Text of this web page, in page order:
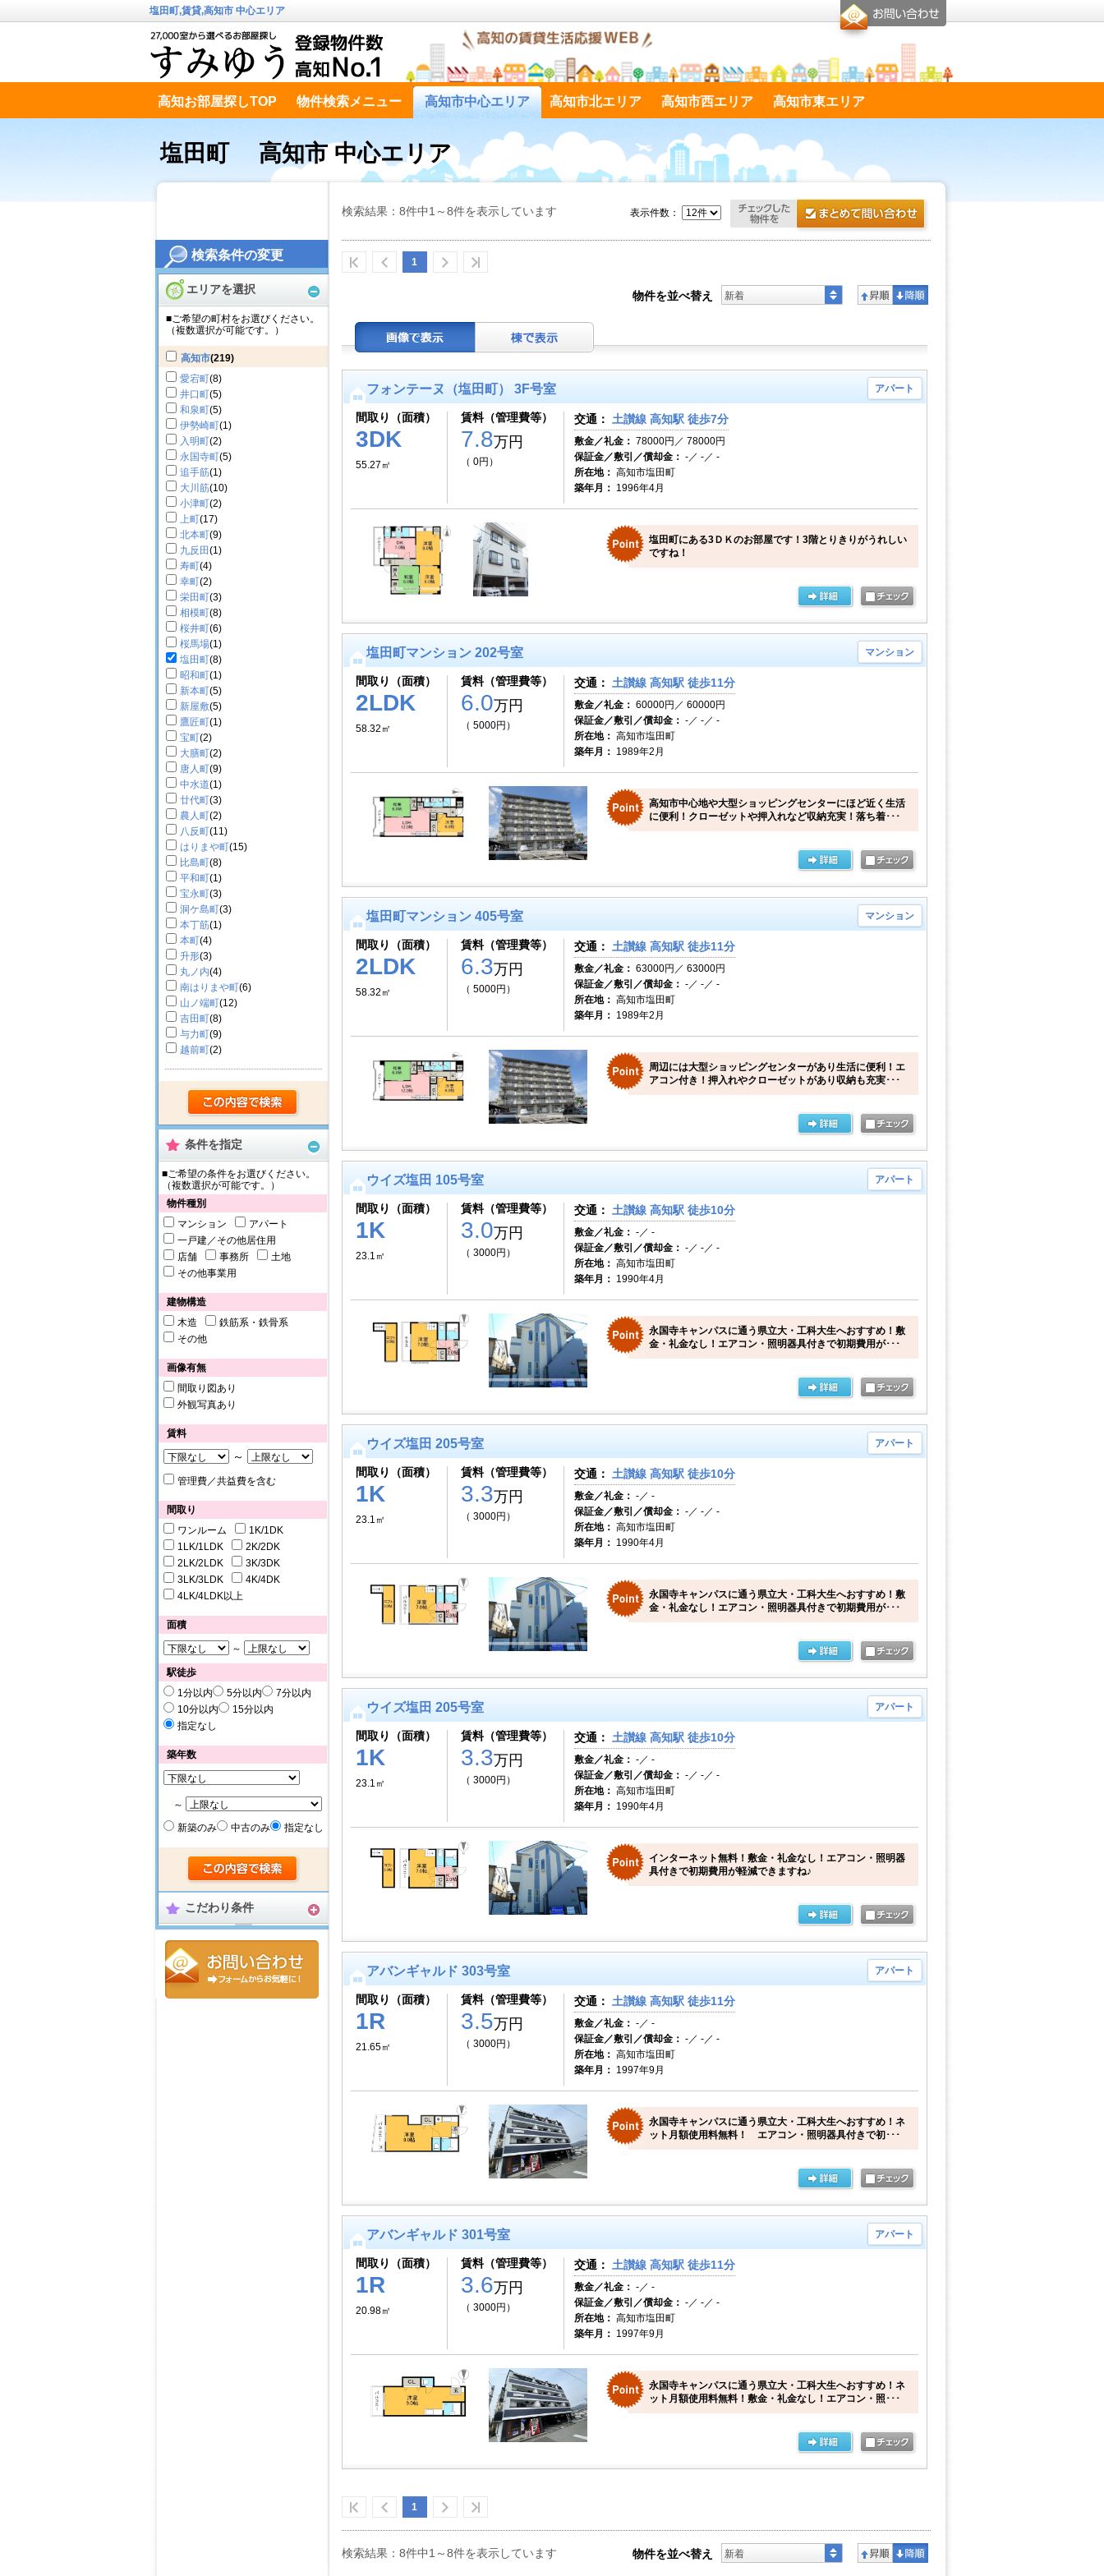
検索条件の変更
エリアを選択
■ご希望の町村をお選びください。
（複数選択が可能です。）
高知市(219)
愛宕町(8)
井口町(5)
和泉町(5)
伊勢崎町(1)
入明町(2)
永国寺町(5)
追手筋(1)
大川筋(10)
小津町(2)
上町(17)
北本町(9)
九反田(1)
寿町(4)
幸町(2)
栄田町(3)
相模町(8)
桜井町(6)
桜馬場(1)
塩田町(8)
昭和町(1)
新本町(5)
新屋敷(5)
鷹匠町(1)
宝町(2)
大膳町(2)
唐人町(9)
中水道(1)
廿代町(3)
農人町(2)
八反町(11)
はりまや町(15)
比島町(8)
平和町(1)
宝永町(3)
洞ケ島町(3)
本丁筋(1)
本町(4)
升形(3)
丸ノ内(4)
南はりまや町(6)
山ノ端町(12)
吉田町(8)
与力町(9)
越前町(2)
条件を指定
■ご希望の条件をお選びください。
（複数選択が可能です。）
物件種別
マンション
アパート
一戸建／その他居住用
店舗
事務所
土地
その他事業用
建物構造
木造
鉄筋系・鉄骨系
その他
画像有無
間取り図あり
外観写真あり
賃料
～
管理費／共益費を含む
間取り
ワンルーム
1K/1DK
1LK/1LDK
2K/2DK
2LK/2LDK
3K/3DK
3LK/3LDK
4K/4DK
4LK/4LDK以上
面積
～
駅徒歩
1分以内
5分以内
7分以内
10分以内
15分以内
指定なし
築年数
～
新築のみ
中古のみ 指定なし
こだわり条件
塩田町,賃貸,高知市 中心エリア
高知お部屋探しTOP 物件検索メニュー 高知市中心エリア 高知市北エリア 高知市西エリア 高知市東エリア
テキストデータ
塩田町 高知市 中心エリア
検索結果：8件中1～8件を表示しています
1
表示件数：
物件を並べ替え 新着
フォンテーヌ（塩田町） 3F号室 アパート
間取り（面積）
3DK
55.27㎡
賃料（管理費等）
7.8万円
（ 0円）
交通： 土讃線 高知駅 徒歩7分
敷金／礼金： 78000円／ 78000円
保証金／敷引／償却金： -／ -／ -
所在地： 高知市塩田町
築年月： 1996年4月
塩田町にある3ＤＫのお部屋です！3階とりきりがうれしい
ですね！
塩田町マンション 202号室 マンション
間取り（面積）
2LDK
58.32㎡
賃料（管理費等）
6.0万円
（ 5000円）
交通： 土讃線 高知駅 徒歩11分
敷金／礼金： 60000円／ 60000円
保証金／敷引／償却金： -／ -／ -
所在地： 高知市塩田町
築年月： 1989年2月
高知市中心地や大型ショッピングセンターにほど近く生活
に便利！クローゼットや押入れなど収納充実！落ち着･･･
塩田町マンション 405号室 マンション
間取り（面積）
2LDK
58.32㎡
賃料（管理費等）
6.3万円
（ 5000円）
交通： 土讃線 高知駅 徒歩11分
敷金／礼金： 63000円／ 63000円
保証金／敷引／償却金： -／ -／ -
所在地： 高知市塩田町
築年月： 1989年2月
周辺には大型ショッピングセンターがあり生活に便利！エ
アコン付き！押入れやクローゼットがあり収納も充実･･･
ウイズ塩田 105号室 アパート
間取り（面積）
1K
23.1㎡
賃料（管理費等）
3.0万円
（ 3000円）
交通： 土讃線 高知駅 徒歩10分
敷金／礼金： -／ -
保証金／敷引／償却金： -／ -／ -
所在地： 高知市塩田町
築年月： 1990年4月
永国寺キャンパスに通う県立大・工科大生へおすすめ！敷
金・礼金なし！エアコン・照明器具付きで初期費用が･･･
ウイズ塩田 205号室 アパート
間取り（面積）
1K
23.1㎡
賃料（管理費等）
3.3万円
（ 3000円）
交通： 土讃線 高知駅 徒歩10分
敷金／礼金： -／ -
保証金／敷引／償却金： -／ -／ -
所在地： 高知市塩田町
築年月： 1990年4月
永国寺キャンパスに通う県立大・工科大生へおすすめ！敷
金・礼金なし！エアコン・照明器具付きで初期費用が･･･
ウイズ塩田 205号室 アパート
間取り（面積）
1K
23.1㎡
賃料（管理費等）
3.3万円
（ 3000円）
交通： 土讃線 高知駅 徒歩10分
敷金／礼金： -／ -
保証金／敷引／償却金： -／ -／ -
所在地： 高知市塩田町
築年月： 1990年4月
インターネット無料！敷金・礼金なし！エアコン・照明器
具付きで初期費用が軽減できますね♪
アバンギャルド 303号室 アパート
間取り（面積）
1R
21.65㎡
賃料（管理費等）
3.5万円
（ 3000円）
交通： 土讃線 高知駅 徒歩11分
敷金／礼金： -／ -
保証金／敷引／償却金： -／ -／ -
所在地： 高知市塩田町
築年月： 1997年9月
永国寺キャンパスに通う県立大・工科大生へおすすめ！ネ
ット月額使用料無料！ エアコン・照明器具付きで初･･･
アバンギャルド 301号室 アパート
間取り（面積）
1R
20.98㎡
賃料（管理費等）
3.6万円
（ 3000円）
交通： 土讃線 高知駅 徒歩11分
敷金／礼金： -／ -
保証金／敷引／償却金： -／ -／ -
所在地： 高知市塩田町
築年月： 1997年9月
永国寺キャンパスに通う県立大・工科大生へおすすめ！ネ
ット月額使用料無料！敷金・礼金なし！エアコン・照･･･
物件を並べ替え 新着
1
検索結果：8件中1～8件を表示しています